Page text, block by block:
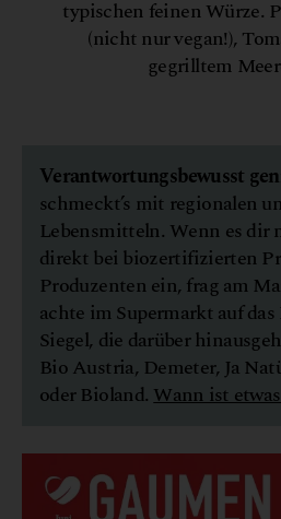
typischen feinen Würze.
(nicht nur vegan!),
gegrilltem
Verantwortungsbewusst
schmeckt’s mit regionalen
Lebensmitteln. Wenn es dir
direkt bei biozertifizierten
Produzenten ein, frag am
achte im Supermarkt auf
Siegel, die darüber
Bio Austria, Demeter, Ja
oder Bioland.Wann ist